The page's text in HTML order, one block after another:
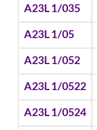
A23L 1/035
A23L 1/05
A23L 1/052
A23L 1/0522
A23L 1/0524